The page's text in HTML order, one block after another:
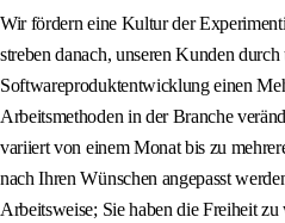
Wir fördern eine Kultur der
streben danach, unseren Kunden
Softwareproduktentwicklung einen
Arbeitsmethoden in der Branche
variiert von einem Monat bis zu
nach Ihren Wünschen angepasst
Arbeitsweise; Sie haben die Freiheit